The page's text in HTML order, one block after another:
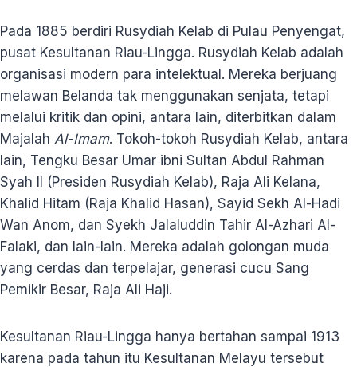
Pada 1885 berdiri Rusydiah Kelab di Pulau Penyengat,
pusat Kesultanan Riau-Lingga. Rusydiah Kelab adalah
organisasi modern para intelektual. Mereka berjuang
melawan Belanda tak menggunakan senjata, tetapi
melalui kritik dan opini, antara lain, diterbitkan dalam
Majalah Al-Imam. Tokoh-tokoh Rusydiah Kelab, antara
lain, Tengku Besar Umar ibni Sultan Abdul Rahman
Syah II (Presiden Rusydiah Kelab), Raja Ali Kelana,
Khalid Hitam (Raja Khalid Hasan), Sayid Sekh Al-Hadi
Wan Anom, dan Syekh Jalaluddin Tahir Al-Azhari Al-
Falaki, dan lain-lain. Mereka adalah golongan muda
yang cerdas dan terpelajar, generasi cucu Sang
Pemikir Besar, Raja Ali Haji.
Kesultanan Riau-Lingga hanya bertahan sampai 1913
karena pada tahun itu Kesultanan Melayu tersebut